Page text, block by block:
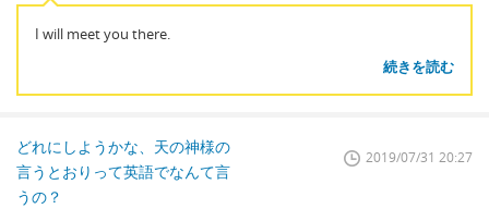
I will meet you there.
続きを読む
どれにしようかな、天の神様の
言うとおりって英語でなんて言
うの？
2019/07/31 20:27